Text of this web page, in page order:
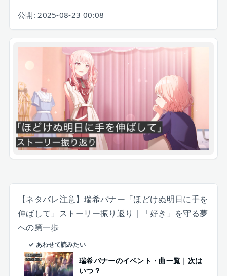
公開:2025-08-23 00:08
【ネタバレ注意】瑞希バナー「ほどけぬ明日に手を
伸ばして」ストーリー振り返り｜「好き」を守る夢
への第一歩
✓ あわせて読みたい
瑞希バナーのイベント・曲一覧｜次は
いつ？